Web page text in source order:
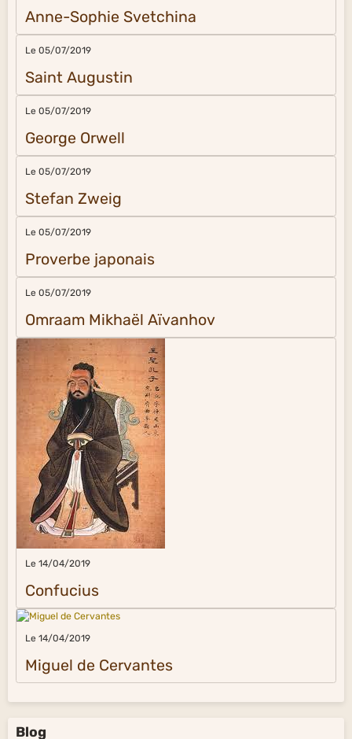
Anne-Sophie Svetchina
Le 05/07/2019
Saint Augustin
Le 05/07/2019
George Orwell
Le 05/07/2019
Stefan Zweig
Le 05/07/2019
Proverbe japonais
Le 05/07/2019
Omraam Mikhaël Aïvanhov
Le 14/04/2019
Confucius
Le 14/04/2019
Miguel de Cervantes
Blog